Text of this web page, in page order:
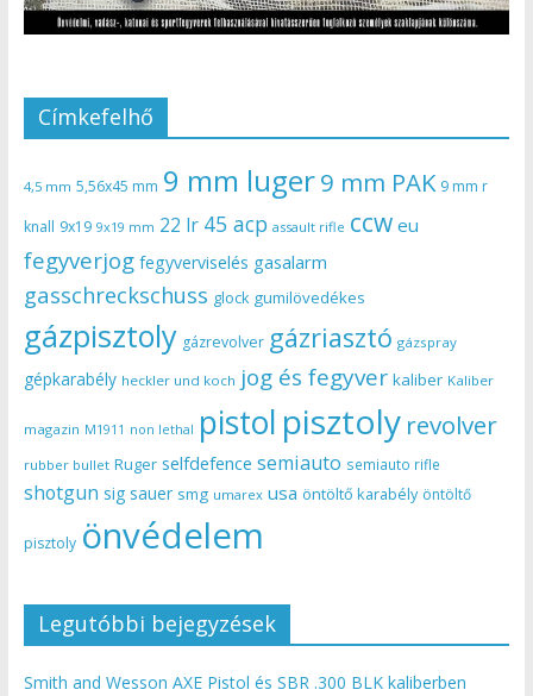
Címkefelhő
4,5 mm 5,56x45 mm 9 mm luger9 mm PAK 9 mm r
knall 9x19 9x19 mm 22 lr 45 acp assault rifle ccw eu
fegyverjog fegyverviselés gasalarm
gasschreckschuss glock gumilövedékes
gázpisztoly gázrevolver gázriasztó gázspray
gépkarabély heckler und koch jog és fegyver kaliber Kaliber
magazin M1911 non lethal pistol pisztoly revolver
rubber bullet Ruger selfdefence semiauto semiauto rifle
shotgun sig sauer smg umarex usa öntöltő karabély öntöltő
pisztoly önvédelem
Legutóbbi bejegyzések
Smith and Wesson AXE Pistol és SBR .300 BLK kaliberben